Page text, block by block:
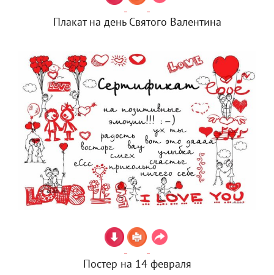
Плакат на день Святого Валентина
Постер на 14 февраля